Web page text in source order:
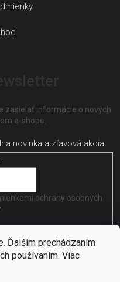
Ďalším prechádzaním
používaním. Viac
zasielať informácie o nových
e-shope.
ochrany osobných
SA